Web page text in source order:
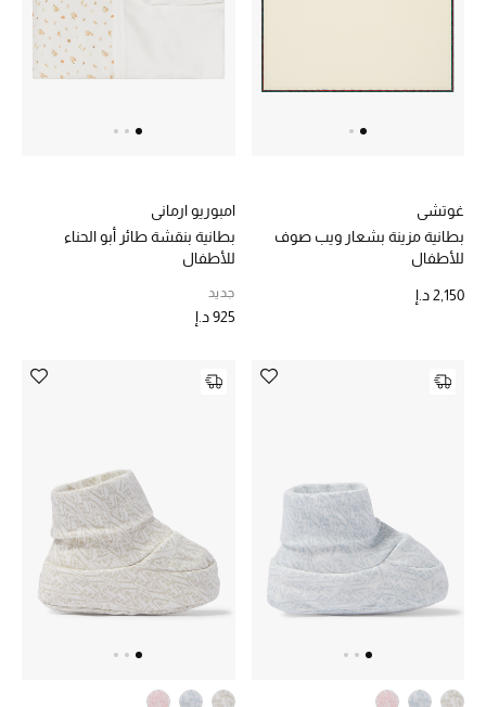
العناية بالبشرة
مستحضرات العناية
الصحة والعافية
هدايا
عطور الربيع
غوتشي
بطانية مزينة بشعار ويب صوف
للأطفال
2,150 د.إ
امبوريو ارماني
بطانية بنقشة طائر أبو الحناء
للأطفال
جديد
925 د.إ